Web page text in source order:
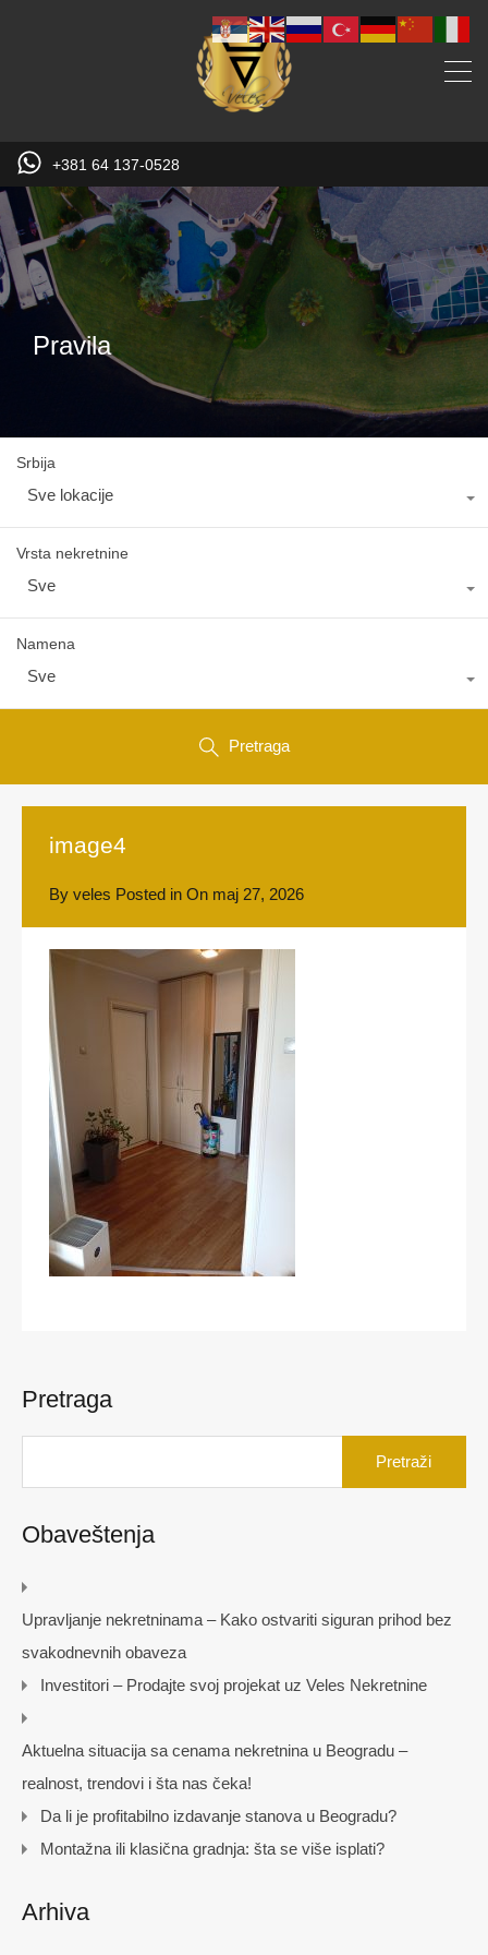
+381 64 137-0528
Pravila
Srbija
Sve lokacije
Vrsta nekretnine
Sve
Namena
Sve
Pretraga
image4
By veles Posted in On maj 27, 2026
Pretraga
Obaveštenja
Upravljanje nekretninama – Kako ostvariti siguran prihod bez
svakodnevnih obaveza
Investitori – Prodajte svoj projekat uz Veles Nekretnine
Aktuelna situacija sa cenama nekretnina u Beogradu –
realnost, trendovi i šta nas čeka!
Da li je profitabilno izdavanje stanova u Beogradu?
Montažna ili klasična gradnja: šta se više isplati?
Arhiva